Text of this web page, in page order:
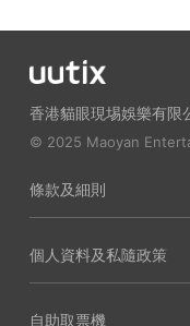
香港貓眼現埸娛樂有限
© 2025 Maoyan
條款及細則
個人資料及私隨政策
自助取票機